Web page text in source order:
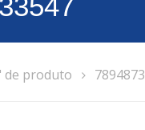
de produto